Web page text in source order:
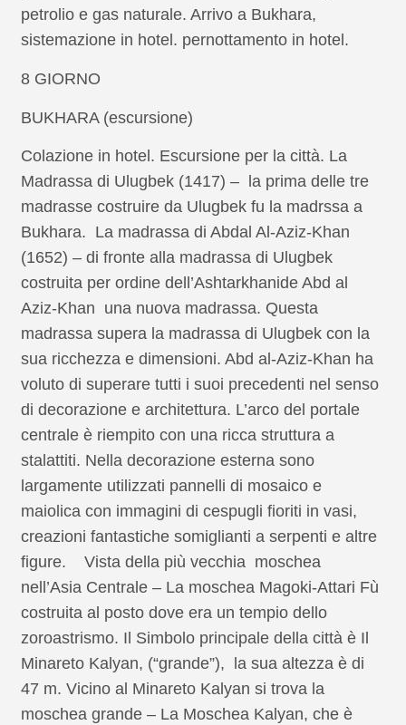
petrolio e gas naturale. Arrivo a Bukhara,
sistemazione in hotel. pernottamento in hotel.
8 GIORNO
BUKHARA (escursione)
Colazione in hotel. Escursione per la città. La
Madrassa di Ulugbek (1417) – la prima delle tre
madrasse costruire da Ulugbek fu la madrssa a
Bukhara. La madrassa di Abdal Al-Aziz-Khan
(1652) – di fronte alla madrassa di Ulugbek
costruita per ordine dell’Ashtarkhanide Abd al
Aziz-Khan una nuova madrassa. Questa
madrassa supera la madrassa di Ulugbek con la
sua ricchezza e dimensioni. Abd al-Aziz-Khan ha
voluto di superare tutti i suoi precedenti nel senso
di decorazione e architettura. L’arco del portale
centrale è riempito con una ricca struttura a
stalattiti. Nella decorazione esterna sono
largamente utilizzati pannelli di mosaico e
maiolica con immagini di cespugli fioriti in vasi,
creazioni fantastiche somiglianti a serpenti e altre
figure. Vista della più vecchia moschea
nell’Asia Centrale – La moschea Magoki-Attari Fù
costruita al posto dove era un tempio dello
zoroastrismo. Il Simbolo principale della città è Il
Minareto Kalyan, (“grande”), la sua altezza è di
47 m. Vicino al Minareto Kalyan si trova la
moschea grande – La Moschea Kalyan, che è